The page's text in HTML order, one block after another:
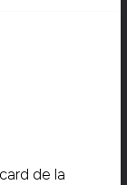
de la